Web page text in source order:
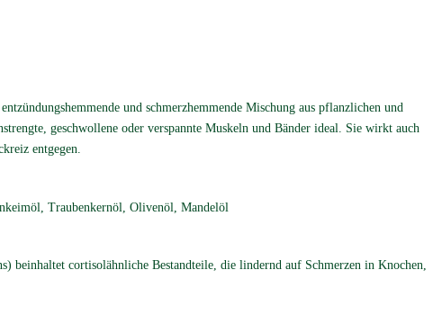
und schmerzhemmende Mischung aus pflanzlichen und
geschwollene oder verspannte Muskeln und Bänder ideal. Sie wirkt auch
entgegen.
Traubenkernöl, Olivenöl, Mandelöl
beinhaltet cortisolähnliche Bestandteile, die lindernd auf Schmerzen in Knochen,